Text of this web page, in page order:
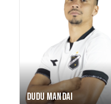
DUDU MANDAI